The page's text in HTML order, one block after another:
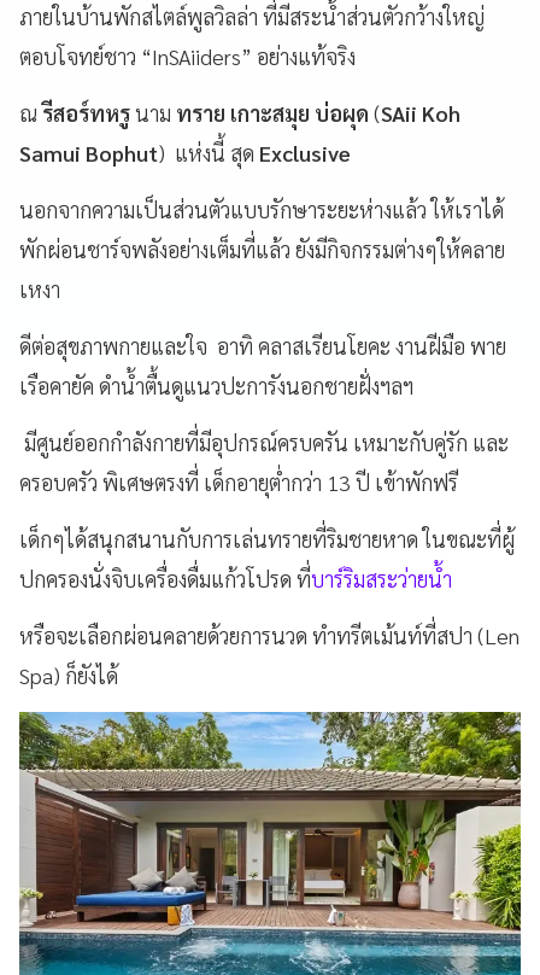
ภายในบ้านพักสไตล์พูลวิลล่า ที่มีสระน้ำส่วนตัวกว้างใหญ่
ตอบโจทย์ชาว “InSAiiders” อย่างแท้จริง
ณรีสอร์ทหรูนาม ทราย เกาะสมุย บ่อผุด (SAii Koh
Samui Bophut) แห่งนี้ สุด Exclusive
นอกจากความเป็นส่วนตัวแบบรักษาระยะห่างแล้ว ให้เราได้
พักผ่อนชาร์จพลังอย่างเต็มที่แล้ว ยังมีกิจกรรมต่างๆให้คลาย
เหงา
ดีต่อสุขภาพกายและใจ อาทิ คลาสเรียนโยคะ งานฝีมือ พาย
เรือคายัค ดำน้ำตื้นดูแนวปะการังนอกชายฝั่งฯลฯ
มีศูนย์ออกกำลังกายที่มีอุปกรณ์ครบครัน เหมาะกับคู่รัก และ
ครอบครัว พิเศษตรงที่ เด็กอายุต่ำกว่า 13 ปี เข้าพักฟรี
เด็กๆได้สนุกสนานกับการเล่นทรายที่ริมชายหาด ในขณะที่ผู้
ปกครองนั่งจิบเครื่องดื่มแก้วโปรด ที่บาร์ริมสระว่ายน้ำ
หรือจะเลือกผ่อนคลายด้วยการนวด ทำทรีตเม้นท์ที่สปา (Len
Spa) ก็ยังได้